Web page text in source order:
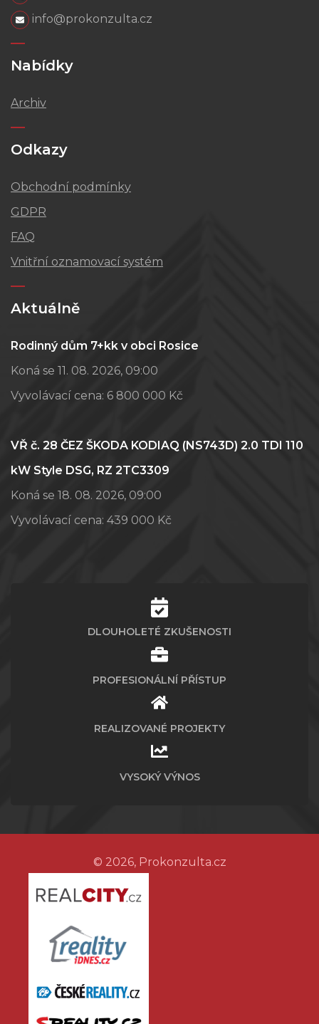
info@prokonzulta.cz
Nabídky
Archiv
Odkazy
Obchodní podmínky
GDPR
FAQ
Vnitřní oznamovací systém
Aktuálně
Rodinný dům 7+kk v obci Rosice
Koná se 11. 08. 2026, 09:00
Vyvolávací cena: 6 800 000 Kč
VŘ č. 28 ČEZ ŠKODA KODIAQ (NS743D) 2.0 TDI 110
kW Style DSG, RZ 2TC3309
Koná se 18. 08. 2026, 09:00
Vyvolávací cena: 439 000 Kč
DLOUHOLETÉ ZKUŠENOSTI
PROFESIONÁLNÍ PŘÍSTUP
REALIZOVANÉ PROJEKTY
VYSOKÝ VÝNOS
© 2026, Prokonzulta.cz